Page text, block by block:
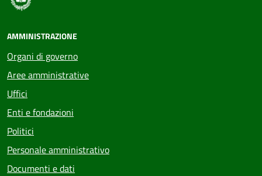
AMMINISTRAZIONE
Organi di governo
Aree amministrative
Uffici
Enti e fondazioni
Politici
Personale amministrativo
Documenti e dati